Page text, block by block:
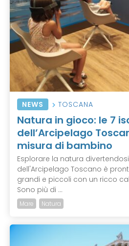
NEWS TOSCANA
Natura in gioco: le 7
dell’Arcipelago
misura di bambino
Esplorare la natura
dell'Arcipelago Toscano è
grandi e piccoli con un ricco
Sono più di ...
Mare Natura